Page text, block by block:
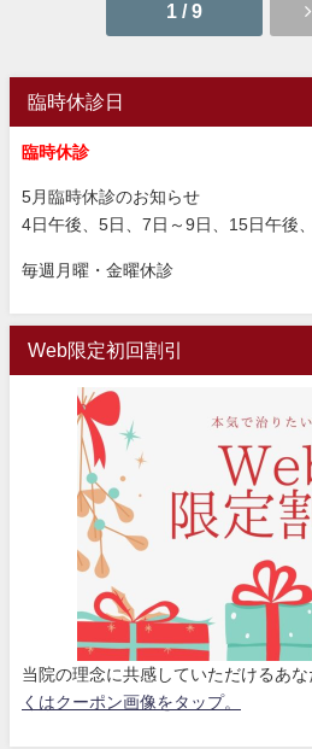
1 / 9
臨時休診日
臨時休診
5月臨時休診のお知らせ
4日午後、5日、7日～9日、15日午後
毎週月曜・金曜休診
Web限定初回割引
当院の理念に共感していただけるあ
くはクーポン画像をタップ。